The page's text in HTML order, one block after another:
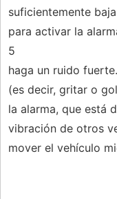
suficientemente
para activar la
5
haga un ruido
(es decir, gritar o
la alarma, que está
vibración de otros
mover el vehículo